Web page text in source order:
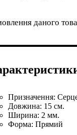
даного
Призначення:
Довжина: 15 см.
Ширина: 2 мм.
Форма:Прямий